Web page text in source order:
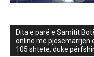
Dita e parë e Samitit
online me pjesëmarrjen
105 shtete, duke